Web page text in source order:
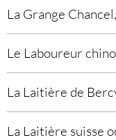
La Grange
Le Laboureur
La Laitière de
La Laitière suisse